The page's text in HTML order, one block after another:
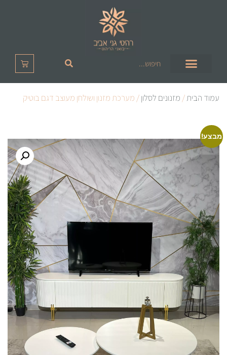
עמוד הבית/ מזנונים לסלון/ מערכת מזנון ושולחן מעוצב דגם בוטיק
מבצע!